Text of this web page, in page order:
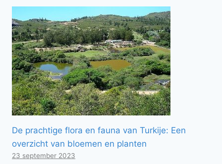
De prachtige flora en fauna van Turkije: Een
overzicht van bloemen en planten
23 september 2023